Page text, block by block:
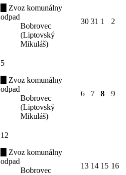
Zvoz komunálny
odpad
Bobrovec
(Liptovský
Mikuláš)
30 31 1 2
5
Zvoz komunálny
odpad
Bobrovec
(Liptovský
Mikuláš)
6 7 8 9
12
Zvoz komunálny
odpad
Bobrovec
13 14 15 16